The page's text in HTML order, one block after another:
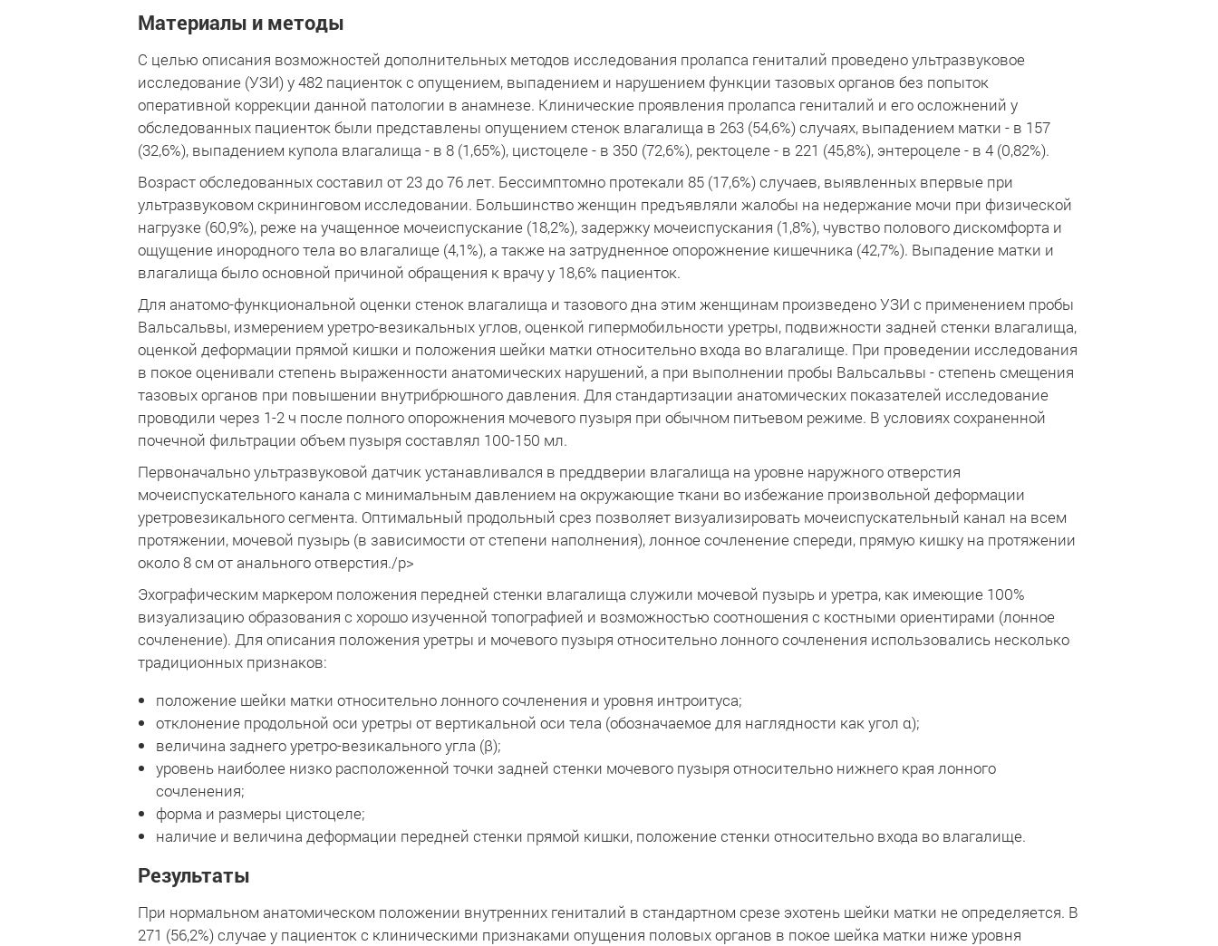
Материалы и методы
С целью описания возможностей дополнительных методов исследования пролапса гениталий проведено ультразвуковое
исследование (УЗИ) у 482 пациенток с опущением, выпадением и нарушением функции тазовых органов без попыток
оперативной коррекции данной патологии в анамнезе. Клинические проявления пролапса гениталий и его осложнений у
обследованных пациенток были представлены опущением стенок влагалища в 263 (54,6%) случаях, выпадением матки - в 157
(32,6%), выпадением купола влагалища - в 8 (1,65%), цистоцеле - в 350 (72,6%), ректоцеле - в 221 (45,8%), энтероцеле - в 4 (0,82%).
Возраст обследованных составил от 23 до 76 лет. Бессимптомно протекали 85 (17,6%) случаев, выявленных впервые при
ультразвуковом скрининговом исследовании. Большинство женщин предъявляли жалобы на недержание мочи при физической
нагрузке (60,9%), реже на учащенное мочеиспускание (18,2%), задержку мочеиспускания (1,8%), чувство полового дискомфорта и
ощущение инородного тела во влагалище (4,1%), а также на затрудненное опорожнение кишечника (42,7%). Выпадение матки и
влагалища было основной причиной обращения к врачу у 18,6% пациенток.
Для анатомо-функциональной оценки стенок влагалища и тазового дна этим женщинам произведено УЗИ с применением пробы
Вальсальвы, измерением уретро-везикальных углов, оценкой гипермобильности уретры, подвижности задней стенки влагалища,
оценкой деформации прямой кишки и положения шейки матки относительно входа во влагалище. При проведении исследования
в покое оценивали степень выраженности анатомических нарушений, а при выполнении пробы Вальсальвы - степень смещения
тазовых органов при повышении внутрибрюшного давления. Для стандартизации анатомических показателей исследование
проводили через 1-2 ч после полного опорожнения мочевого пузыря при обычном питьевом режиме. В условиях сохраненной
почечной фильтрации объем пузыря составлял 100-150 мл.
Первоначально ультразвуковой датчик устанавливался в преддверии влагалища на уровне наружного отверстия
мочеиспускательного канала с минимальным давлением на окружающие ткани во избежание произвольной деформации
уретровезикального сегмента. Оптимальный продольный срез позволяет визуализировать мочеиспускательный канал на всем
протяжении, мочевой пузырь (в зависимости от степени наполнения), лонное сочленение спереди, прямую кишку на протяжении
около 8 см от анального отверстия./p>
Эхографическим маркером положения передней стенки влагалища служили мочевой пузырь и уретра, как имеющие 100%
визуализацию образования с хорошо изученной топографией и возможностью соотношения с костными ориентирами (лонное
сочленение). Для описания положения уретры и мочевого пузыря относительно лонного сочленения использовались несколько
традиционных признаков:
положение шейки матки относительно лонного сочленения и уровня интроитуса;
отклонение продольной оси уретры от вертикальной оси тела (обозначаемое для наглядности как угол α);
величина заднего уретро-везикального угла (β);
уровень наиболее низко расположенной точки задней стенки мочевого пузыря относительно нижнего края лонного
сочленения;
форма и размеры цистоцеле;
наличие и величина деформации передней стенки прямой кишки, положение стенки относительно входа во влагалище.
Результаты
При нормальном анатомическом положении внутренних гениталий в стандартном срезе эхотень шейки матки не определяется. В
271 (56,2%) случае у пациенток с клиническими признаками опущения половых органов в покое шейка матки ниже уровня